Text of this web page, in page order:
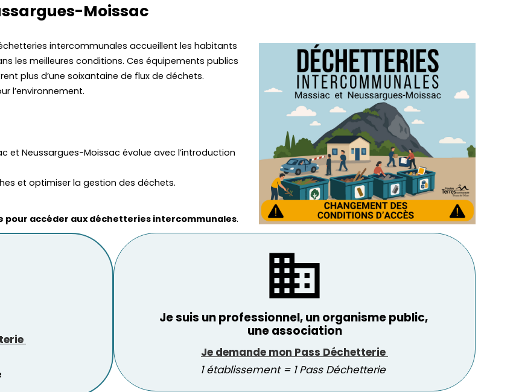
Moissac
intercommunales accueillent les habitants
les meilleures conditions. Ces équipements publics
plus d’une soixantaine de flux de déchets.
l’environnement.
et Neussargues-Moissac évolue avec l’introduction
et optimiser la gestion des déchets.
pour accéder aux déchetteries intercommunales.
business
Je suis un professionnel, un organisme public,
une association
Je demande mon Pass Déchetterie
1 établissement = 1 Pass Déchetterie